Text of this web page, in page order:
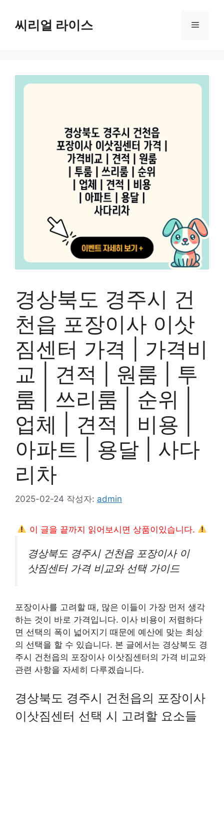
씨리얼 라이스 메
경상북도 경주시 건
천읍 포장이사 이삿
짐센터 가격 | 가격비
교 | 견적 | 원룸 | 투
룸 | 쓰리룸 | 순위 |
업체 | 견적 | 비용 |
아파트 | 용달 | 사다
리차
2025-02-24 작성자: admin
이 글을 끝까지 읽어보시면 상품이있습니다.
경상북도 경주시 건천읍 포장이사 이
삿짐센터 가격 비교와 선택 가이드
포장이사를 고려할 때, 많은 이들이 가장 먼저 생각
하는 것이 바로 가격입니다. 이사 비용이 저렴하다
면 선택의 폭이 넓어지기 때문에 예산에 맞는 최상
의 선택을 할 수 있습니다. 본 글에서는 경상북도 경
주시 건천읍의 포장이사 이삿짐센터의 가격 비교와
관련 사항을 자세히 다루겠습니다.
경상북도 경주시 건천읍의 포장이사
이삿짐센터 선택 시 고려할 요소들